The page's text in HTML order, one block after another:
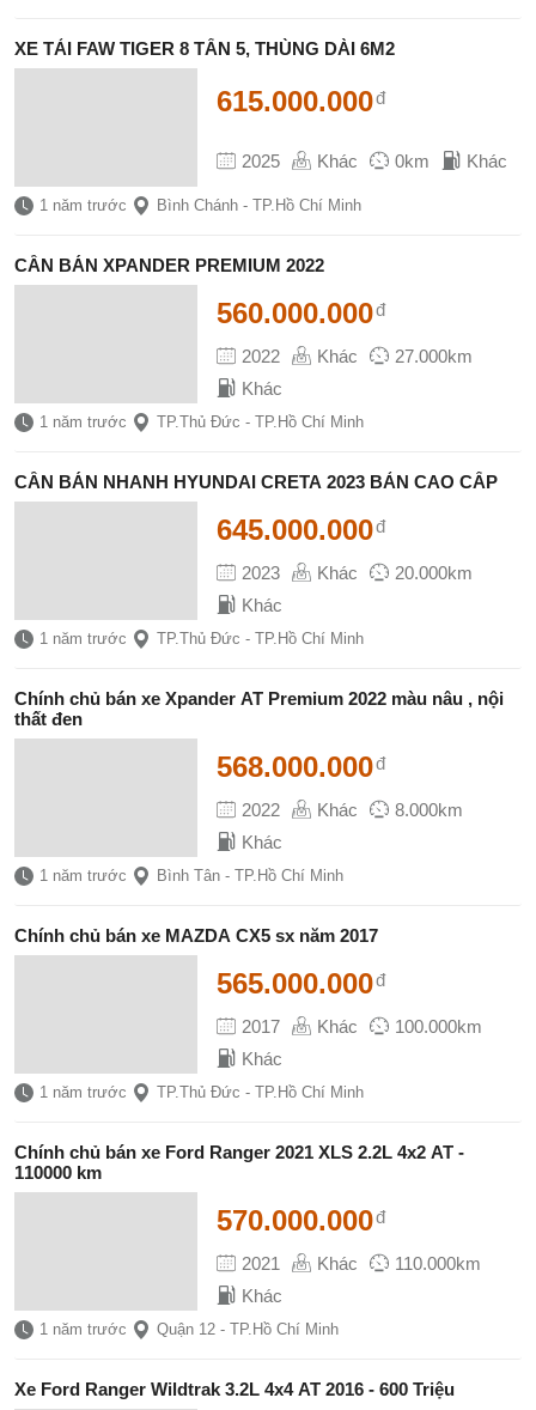
XE TẢI FAW TIGER 8 TẤN 5, THÙNG DÀI 6M2
2025 Khác 0km Khác
615.000.000đ
1 năm trước Bình Chánh - TP.Hồ Chí Minh
CẦN BÁN XPANDER PREMIUM 2022
2022 Khác
27.000km
Khác
560.000.000đ
1 năm trước TP.Thủ Đức - TP.Hồ Chí Minh
CẦN BÁN NHANH HYUNDAI CRETA 2023 BẢN CAO CẤP
2023 Khác
20.000km
Khác
645.000.000đ
1 năm trước TP.Thủ Đức - TP.Hồ Chí Minh
Chính chủ bán xe Xpander AT Premium 2022 màu nâu , nội
thất đen
2022 Khác
8.000km
Khác
568.000.000đ
1 năm trước Bình Tân - TP.Hồ Chí Minh
Chính chủ bán xe MAZDA CX5 sx năm 2017
2017 Khác
100.000km
Khác
565.000.000đ
1 năm trước TP.Thủ Đức - TP.Hồ Chí Minh
Chính chủ bán xe Ford Ranger 2021 XLS 2.2L 4x2 AT -
110000 km
2021 Khác
110.000km
Khác
570.000.000đ
1 năm trước Quận 12 - TP.Hồ Chí Minh
Xe Ford Ranger Wildtrak 3.2L 4x4 AT 2016 - 600 Triệu